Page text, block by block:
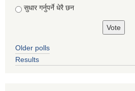
सुधार गर्नुपर्ने धेरै छन
Older polls
Results